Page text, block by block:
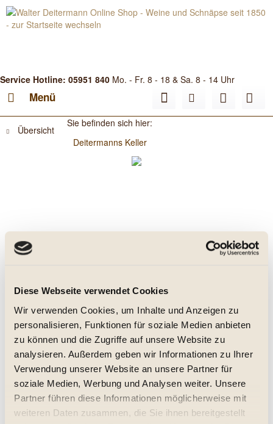
Diese Webseite verwendet Cookies
Wir verwenden Cookies, um Inhalte und Anzeigen zu
personalisieren, Funktionen für soziale Medien anbieten
zu können und die Zugriffe auf unsere Website zu
analysieren. Außerdem geben wir Informationen zu Ihrer
Verwendung unserer Website an unsere Partner für
soziale Medien, Werbung und Analysen weiter. Unsere
Partner führen diese Informationen möglicherweise mit
weiteren Daten zusammen, die Sie ihnen bereitgestellt
Service Hotline: 05951 840 Mo. - Fr. 8 - 18 & Sa. 8 - 14 Uhr
Menü
Übersicht
Sie befinden sich hier:
Deitermanns Keller
Spätburgunder 2019; Trocken, Friedrich
Becker-
trocken 2019
17,95 € *
Inhalt:0.75 Liter (23,93 € * / 1 Liter)
inkl. MwSt.zzgl. Versandkosten
Lieferzeit ca. 1-3 Tage**